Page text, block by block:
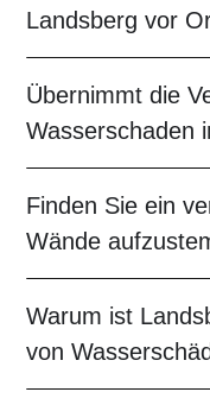
Landsberg vor
Übernimmt die
Wasserschaden
Finden Sie ein
Wände
Warum ist
von